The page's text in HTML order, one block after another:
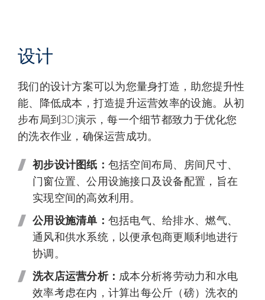
设计
我们的设计方案可以为您量身打造，助您提升性
能、降低成本，打造提升运营效率的设施。从初
步布局到3D演示，每一个细节都致力于优化您
的洗衣作业，确保运营成功。
初步设计图纸： 包括空间布局、房间尺寸、
门窗位置、公用设施接口及设备配置，旨在
实现空间的高效利用。
公用设施清单： 包括电气、给排水、燃气、
通风和供水系统，以便承包商更顺利地进行
协调。
洗衣店运营分析： 成本分析将劳动力和水电
效率考虑在内，计算出每公斤（磅）洗衣的